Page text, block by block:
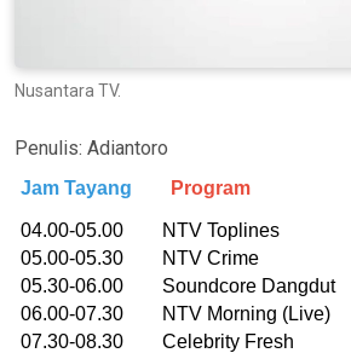
Nusantara TV.
Penulis: Adiantoro
Jam Tayang Program
04.00-05.00 NTV Toplines
05.00-05.30 NTV Crime
05.30-06.00 Soundcore Dangdut
06.00-07.30 NTV Morning (Live)
07.30-08.30 Celebrity Fresh